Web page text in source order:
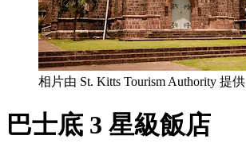
相片由 St. Kitts Tourism Authority 提供
巴士底 3 星級飯店